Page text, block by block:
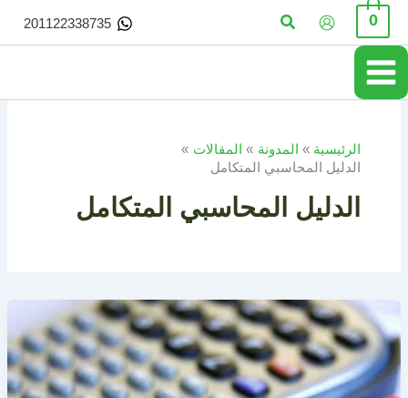
تخطي
المحتوى
0 البحث 201122338735
الرئيسية المدونة
المقالات
الدليل المحاسبي المتكامل
الدليل المحاسبي المتكامل